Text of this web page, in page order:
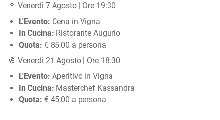
🍷 Venerdì 7 Agosto | Ore 19:30
L'Evento: Cena in Vigna
In Cucina: Ristorante Augurio
Quota: € 85,00 a persona
🥂 Venerdì 21 Agosto | Ore 18:30
L'Evento: Aperitivo in Vigna
In Cucina: Masterchef Kassandra
Quota: € 45,00 a persona